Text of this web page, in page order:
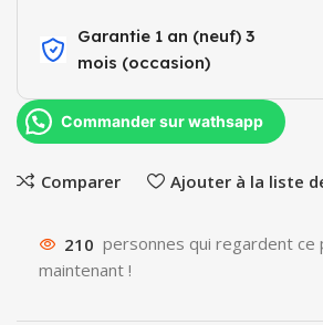
Garantie 1 an (neuf) 3
mois (occasion)​
Commander sur wathsapp
Comparer Ajouter à la liste
210 personnes qui regardent ce
maintenant !